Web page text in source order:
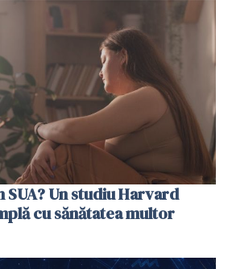
SUA? Un studiu Harvard
cu sănătatea multor